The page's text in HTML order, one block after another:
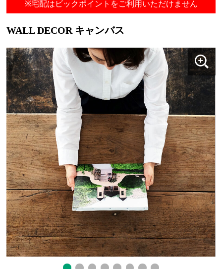
※宅配はビックポイントをご利用いただけません
WALL DECOR キャンバス